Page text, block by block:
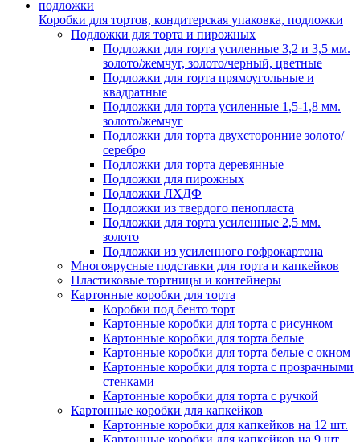
Коробки для тортов, кондитерская упаковка, подложки
Подложки для торта и пирожных
Подложки для торта усиленные 3,2 и 3,5 мм.
золото/жемчуг, золото/черный, цветные
Подложки для торта прямоугольные и
квадратные
Подложки для торта усиленные 1,5-1,8 мм.
золото/жемчуг
Подложки для торта двухсторонние золото/
серебро
Подложки для торта деревянные
Подложки для пирожных
Подложки ЛХДФ
Подложки из твердого пенопласта
Подложки для торта усиленные 2,5 мм.
золото
Подложки из усиленного гофрокартона
Многоярусные подставки для торта и капкейков
Пластиковые тортницы и контейнеры
Картонные коробки для торта
Коробки под бенто торт
Картонные коробки для торта с рисунком
Картонные коробки для торта белые
Картонные коробки для торта белые с окном
Картонные коробки для торта с прозрачными
стенками
Картонные коробки для торта с ручкой
Картонные коробки для капкейков
Картонные коробки для капкейков на 12 шт.
Картонные коробки для капкейков на 9 шт.